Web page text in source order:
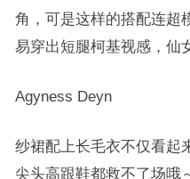
角，可是这样的搭配连超
易穿出短腿柯基视感，仙
Agyness Deyn
纱裙配上长毛衣不仅看起
尖头高跟鞋都救不了场哦